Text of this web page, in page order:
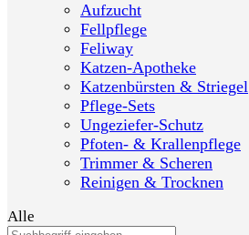
Aufzucht
Fellpflege
Feliway
Katzen-Apotheke
Katzenbürsten & Striegel
Pflege-Sets
Ungeziefer-Schutz
Pfoten- & Krallenpflege
Trimmer & Scheren
Reinigen & Trocknen
Alle